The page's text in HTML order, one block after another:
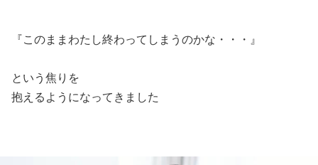
『このままわたし終わってしまうのかな・・・』
という焦りを
抱えるようになってきました